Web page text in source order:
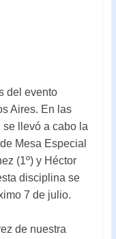
del evento
Aires. En las
llevó a cabo la
Mesa Especial
(1º) y Héctor
disciplina se
7 de julio.
de nuestra